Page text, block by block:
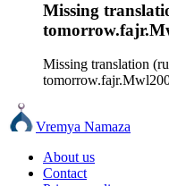
Missing
Missing translation
Vremya Namaza
About us
Contact